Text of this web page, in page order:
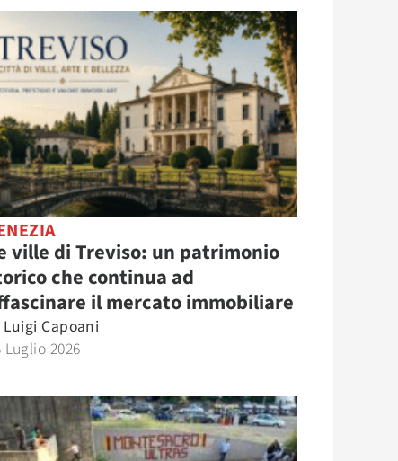
ville di Treviso: un patrimonio
che continua ad
il mercato immobiliare
Luigi Capoani
Luglio 2026